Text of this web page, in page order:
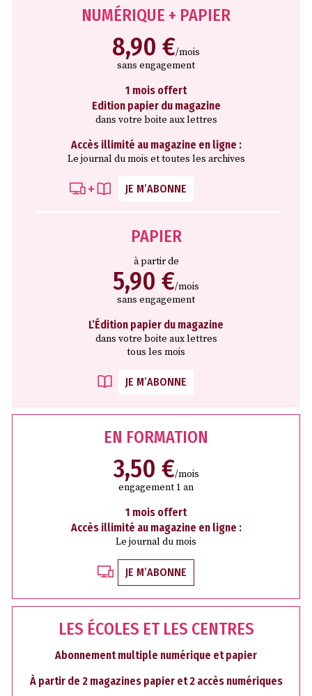
NUMÉRIQUE + PAPIER
8,90 €/mois
sans engagement
1 mois offert
Edition papier du magazine
dans votre boite aux lettres
Accès illimité au magazine en ligne :
Le journal du mois et toutes les archives
JE M’ABONNE
PAPIER
à partir de
5,90 €/mois
sans engagement
L’Édition papier du magazine
dans votre boite aux lettres
tous les mois
JE M’ABONNE
EN FORMATION
3,50 €/mois
engagement 1 an
1 mois offert
Accès illimité au magazine en ligne :
Le journal du mois
JE M’ABONNE
LES ÉCOLES ET LES CENTRES
Abonnement multiple numérique et papier
À partir de 2 magazines papier et 2 accès numériques